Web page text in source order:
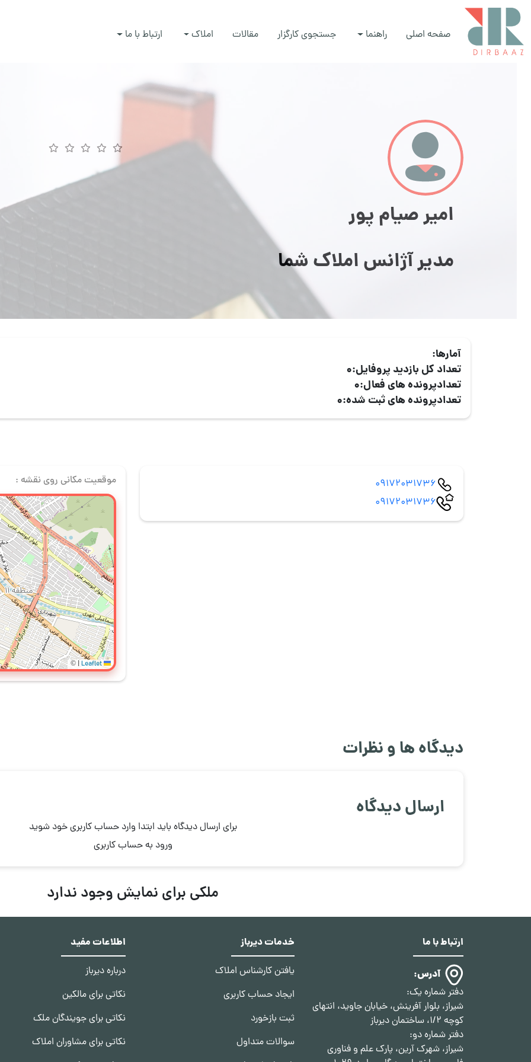
صفحه اصلی راهنما جستجوی کارگزار مقالات املاک ارتباط با ما
امیر صیام پور
مدیر آژانس املاک شما
آمارها:
تعداد کل بازدید پروفایل:0
تعدادپرونده های فعال:0
تعدادپرونده های ثبت شده:0
09172031736
09172031736
موقعیت مکانی روی نقشه :
Leaflet
|
©
دیدگاه ها و نظرات
ارسال دیدگاه
برای ارسال دیدگاه باید ابتدا وارد حساب کاربری خود شوید
ورود به حساب کاربری
ملکی برای نمایش وجود ندارد
ارتباط با ما
آدرس:
دفتر شماره یک:
شیراز، بلوار آفرینش، خیابان جاوید، انتهای
کوچه 1/2، ساختمان دیرباز
دفتر شماره دو:
شیراز، شهرک آرین، پارک علم و فناوری
خدمات دیرباز
یافتن کارشناس املاک
ایجاد حساب کاربری
ثبت بازخورد
سوالات متداول
اطلاعات مفید
درباره دیرباز
نکاتی برای مالکین
نکاتی برای جویندگان ملک
نکاتی برای مشاوران املاک